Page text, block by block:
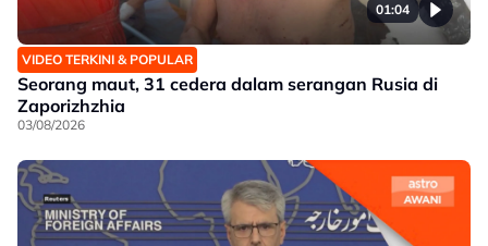
01:04
VIDEO TERKINI & POPULAR
Seorang maut, 31 cedera dalam serangan Rusia di
Zaporizhzhia
03/08/2026